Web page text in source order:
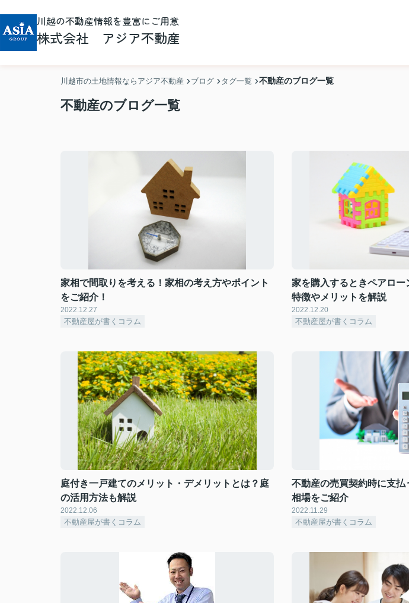
川越の不動産情報を豊富にご用意
株式会社 アジア不動産
川越市の土地情報ならアジア不動産 ブログ タグ一覧 不動産のブログ一覧
不動産のブログ一覧
家相で間取りを考える！家相の考え方やポイント
をご紹介！
2022.12.27
不動産屋が書くコラム
家を購入するときペアロー
特徴やメリットを解説
2022.12.20
不動産屋が書くコラム
庭付き一戸建てのメリット・デメリットとは？庭
の活用方法も解説
2022.12.06
不動産屋が書くコラム
不動産の売買契約時に支払
相場をご紹介
2022.11.29
不動産屋が書くコラム